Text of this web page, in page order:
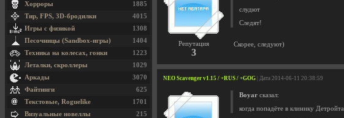
Репутация
3
слудют
Следят!
Скорее, следуют)
NEO Scavenger v1.15 / +RUS / +GOG | Дата 2014-06-11 20:38:59
Boyar сказал:
когда попадёте в клинику Детройта
1885
Хорроры
4015
Тир, FPS, 3D-бродилки
1308
Игры с физикой
1404
Песочницы (Sandbox-игры)
1223
Техника на колесах, гонки
1029
Леталки, скроллеры
3070
Аркады
625
Файтинги
1701
Текстовые, Roguelike
215
Визуальные новеллы